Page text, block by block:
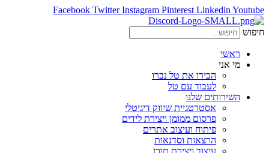
Facebook Twitter Instagram Pinterest Linkedin Youtube
חיפוש
ראשי
מי אני
הכירו את טל נברו
לעבוד עם טל
השירותים שלנו
אסטרטגיית שיווק דיגיטלי
פרסום ממומן ויצירת לידים
פיתוח ועיצוב אתרים
הרצאות וסדנאות
עיצוב ויצירת תוכן